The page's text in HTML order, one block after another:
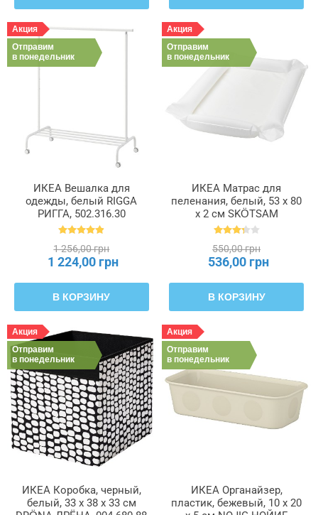
Акция
Отправим
в понедельник
ИКЕА Вешалка для
одежды, белый RIGGA
РИГГА, 502.316.30
1 256,00 грн
1 224,00 грн
В КОРЗИНУ
Акция
Отправим
в понедельник
ИКЕА Матрас для
пеленания, белый, 53 x 80
x 2 см SKÖTSAM
СКЁТСАМ, 502.517.98
550,00 грн
536,00 грн
В КОРЗИНУ
Акция
Отправим
в понедельник
ИКЕА Коробка, черный,
белый, 33 x 38 x 33 см
Акция
Отправим
в понедельник
ИКЕА Органайзер,
пластик, бежевый, 10 x 20